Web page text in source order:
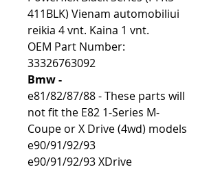
411BLK) Vienam automobiliui
reikia 4 vnt. Kaina 1 vnt.
OEM Part Number:
33326763092
Bmw -
e81/82/87/88 - These parts will
not fit the E82 1-Series M-
Coupe or X Drive (4wd) models
e90/91/92/93
e90/91/92/93 XDrive